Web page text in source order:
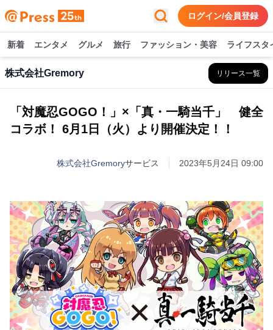
ログイン/会員登録
新着 エンタメ グルメ 旅行 ファッション・美容 ライフスタ
株式会社Gremory リリース一覧
「対魔忍GOGO！」×「真・一騎当千」 健全
コラボ！ 6月1日（火）より開催決定！！
株式会社Gremoryサービス 2023年5月24日 09:00